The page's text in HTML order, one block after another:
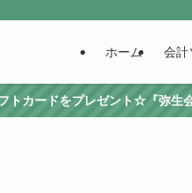
ホーム 会計
トカードをプレゼント☆『弥生